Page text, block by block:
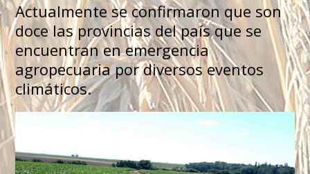
Actualmente se confirmaron que son
doce las provincias del país que se
encuentran en emergencia
agropecuaria por diversos eventos
climáticos.